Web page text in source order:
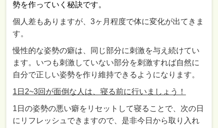
勢を作っていく秘訣です。
個人差もありますが、3ヶ月程度で体に変化が出てきま
す。
慢性的な姿勢の癖は、同じ部分に刺激を与え続けてい
ます。いつも刺激していない部分を刺激すれば自然に
自分で正しい姿勢を作り維持できるようになります。
1日2~3回が面倒な人は、寝る前に行いましょう！
1日の姿勢の悪い癖をリセットして寝ることで、次の日
にリフレッシュできますので、是非今日から取り入れ